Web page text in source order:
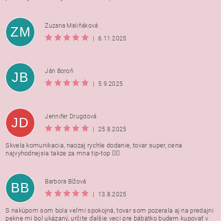
ZM
Zuzana Maliňáková
6.11.2025
JB
Ján Boroň
5.9.2025
JD
Jennifer Drugdová
25.8.2025
Skvela komunikacia, naozaj rychle dodanie, tovar super, cena
najvyhodnejsia takze za mna tip-top 👍🏻
BB
Barbora Bížová
13.8.2025
S nakúpom som bola veľmi spokojná, tovar som pozerala aj na predajni
pekne mi bol ukázaný, určite ďalšie veci pre bábätko budem kupovať v